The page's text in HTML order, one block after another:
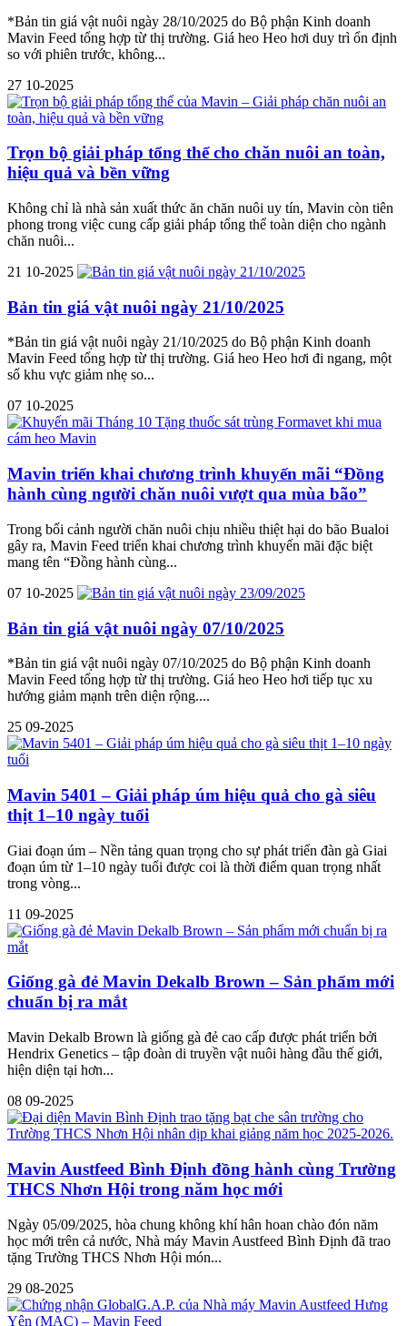
*Bản tin giá vật nuôi ngày 28/10/2025 do Bộ phận Kinh doanh
Mavin Feed tổng hợp từ thị trường. Giá heo Heo hơi duy trì ổn định
so với phiên trước, không...
27 10-2025
Trọn bộ giải pháp tổng thể cho chăn nuôi an toàn,
hiệu quả và bền vững
Không chỉ là nhà sản xuất thức ăn chăn nuôi uy tín, Mavin còn tiên
phong trong việc cung cấp giải pháp tổng thể toàn diện cho ngành
chăn nuôi...
21 10-2025
Bản tin giá vật nuôi ngày 21/10/2025
*Bản tin giá vật nuôi ngày 21/10/2025 do Bộ phận Kinh doanh
Mavin Feed tổng hợp từ thị trường. Giá heo Heo hơi đi ngang, một
số khu vực giảm nhẹ so...
07 10-2025
Mavin triển khai chương trình khuyến mãi “Đồng
hành cùng người chăn nuôi vượt qua mùa bão”
Trong bối cảnh người chăn nuôi chịu nhiều thiệt hại do bão Bualoi
gây ra, Mavin Feed triển khai chương trình khuyến mãi đặc biệt
mang tên “Đồng hành cùng...
07 10-2025
Bản tin giá vật nuôi ngày 07/10/2025
*Bản tin giá vật nuôi ngày 07/10/2025 do Bộ phận Kinh doanh
Mavin Feed tổng hợp từ thị trường. Giá heo Heo hơi tiếp tục xu
hướng giảm mạnh trên diện rộng....
25 09-2025
Mavin 5401 – Giải pháp úm hiệu quả cho gà siêu
thịt 1–10 ngày tuổi
Giai đoạn úm – Nền tảng quan trọng cho sự phát triển đàn gà Giai
đoạn úm từ 1–10 ngày tuổi được coi là thời điểm quan trọng nhất
trong vòng...
11 09-2025
Giống gà đẻ Mavin Dekalb Brown – Sản phẩm mới
chuẩn bị ra mắt
Mavin Dekalb Brown là giống gà đẻ cao cấp được phát triển bởi
Hendrix Genetics – tập đoàn di truyền vật nuôi hàng đầu thế giới,
hiện diện tại hơn...
08 09-2025
Mavin Austfeed Bình Định đồng hành cùng Trường
THCS Nhơn Hội trong năm học mới
Ngày 05/09/2025, hòa chung không khí hân hoan chào đón năm
học mới trên cả nước, Nhà máy Mavin Austfeed Bình Định đã trao
tặng Trường THCS Nhơn Hội món...
29 08-2025